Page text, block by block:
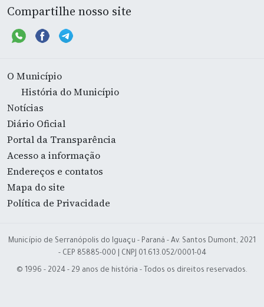
Compartilhe nosso site
O Município
História do Município
Notícias
Diário Oficial
Portal da Transparência
Acesso a informação
Endereços e contatos
Mapa do site
Política de Privacidade
Município de Serranópolis do Iguaçu - Paraná - Av. Santos Dumont, 2021
- CEP 85885-000 | CNPJ 01.613.052/0001-04
© 1996 - 2024 - 29 anos de história - Todos os direitos reservados.